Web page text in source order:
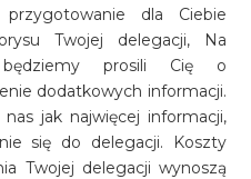
dla Ciebie
Twojej delegacji, Na
będziemy prosili Cię o
dodatkowych informacji.
jak najwięcej informacji,
się do delegacji. Koszty
Twojej delegacji wynoszą